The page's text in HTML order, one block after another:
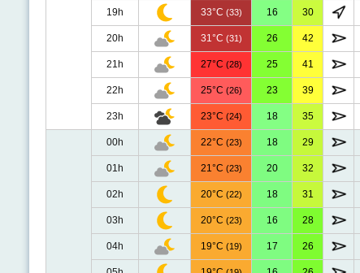
19h 33°C (33) 16 30
20h 31°C (31) 26 42
21h 27°C (28) 25 41
22h 25°C (26) 23 39
23h 23°C (24) 18 35
00h 22°C (23) 18 29
01h 21°C (23) 20 32
02h 20°C (22) 18 31
03h 20°C (23) 16 28
04h 19°C (19) 17 26